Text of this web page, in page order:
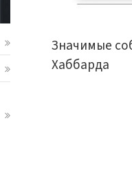
Значимые
Хаббарда